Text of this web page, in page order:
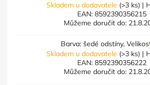
Skladem u dodavatele (>3 ks) |
EAN: 8592390356215
Můžeme doručit do:
Barva: šedé odstíny,
Skladem u dodavatele (>3 ks) |
EAN: 8592390356222
Můžeme doručit do: